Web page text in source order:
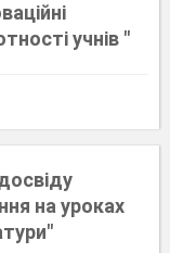
учнів "
на уроках